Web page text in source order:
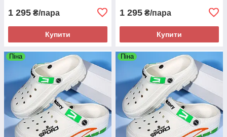
1 295 ₴/пара
Купити
1 295 ₴/пара
Купити
Піна Піна